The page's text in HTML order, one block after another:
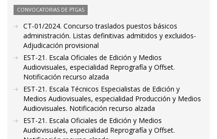
CONVOCATORIAS DE PTGAS
CT-01/2024. Concurso traslados puestos básicos
administración. Listas definitivas admitidos y excluidos-
Adjudicación provisional
EST-21. Escala Oficiales de Edición y Medios
Audiovisuales, especialidad Reprografía y Offset.
Notificación recurso alzada
EST-21. Escala Técnicos Especialistas de Edición y
Medios Audiovisuales, especialidad Producción y Medios
Audiovisuales. Notificación recurso alzada
EST-21. Escala Oficiales de Edición y Medios
Audiovisuales, especialidad Reprografía y Offset.